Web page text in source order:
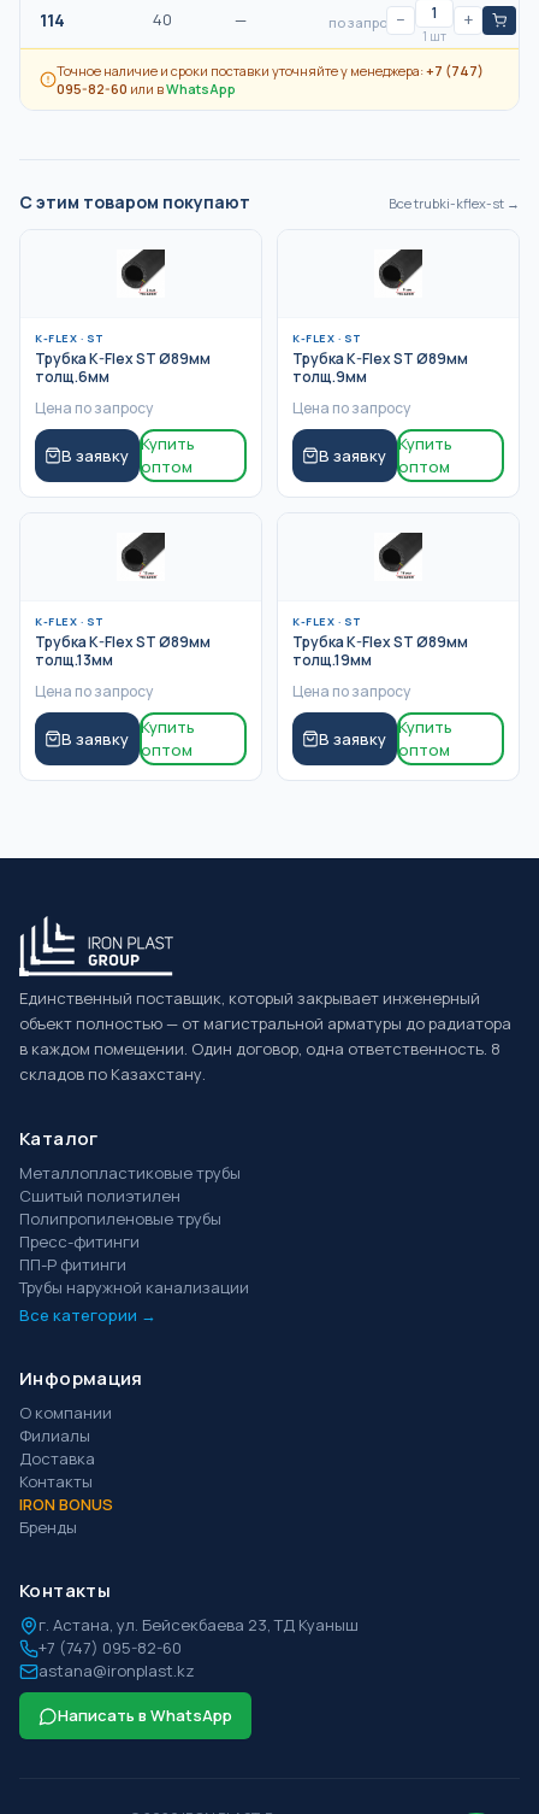
114 40 — по запросу−
1 шт
+
Точное наличие и сроки поставки уточняйте у менеджера:+7 (747)
095-82-60 или вWhatsApp
С этим товаром покупают Всеtrubki-kflex-st →
K-FLEX · ST
Трубка K-Flex ST Ø89мм
толщ.6мм
Цена по запросу
В заявку
Купить
оптом
K-FLEX · ST
Трубка K-Flex ST Ø89мм
толщ.9мм
Цена по запросу
В заявку
Купить
оптом
K-FLEX · ST
Трубка K-Flex ST Ø89мм
толщ.13мм
Цена по запросу
В заявку
Купить
оптом
K-FLEX · ST
Трубка K-Flex ST Ø89мм
толщ.19мм
Цена по запросу
В заявку
Купить
оптом
Единственный поставщик, который закрывает инженерный
объект полностью — от магистральной арматуры до радиатора
в каждом помещении. Один договор, одна ответственность. 8
складов по Казахстану.
Каталог
Металлопластиковые трубы
Сшитый полиэтилен
Полипропиленовые трубы
Пресс-фитинги
ПП-Р фитинги
Трубы наружной канализации
Все категории →
Информация
О компании
Филиалы
Доставка
Контакты
IRON BONUS
Бренды
Контакты
г. Астана, ул. Бейсекбаева 23, ТД Куаныш
+7 (747) 095-82-60
astana@ironplast.kz
Написать в WhatsApp